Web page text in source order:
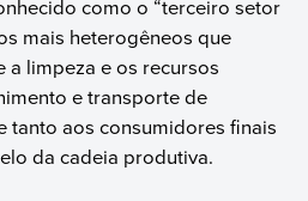
como o “terceiro setor
mais heterogêneos que
a limpeza e os recursos
e transporte de
tanto aos consumidores finais
da cadeia produtiva.